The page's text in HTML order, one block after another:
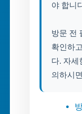
야 합니
방문 전
확인하
다. 자세
의하시